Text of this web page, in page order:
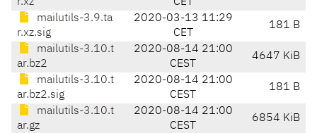
mailutils-3.9.ta
r.xz.sig
2020-03-13 11:29
CET
181 B
mailutils-3.10.t
ar.bz2
2020-08-14 21:00
CEST
4647 KiB
mailutils-3.10.t
ar.bz2.sig
2020-08-14 21:00
CEST
181 B
mailutils-3.10.t
ar.gz
2020-08-14 21:00
CEST
6854 KiB